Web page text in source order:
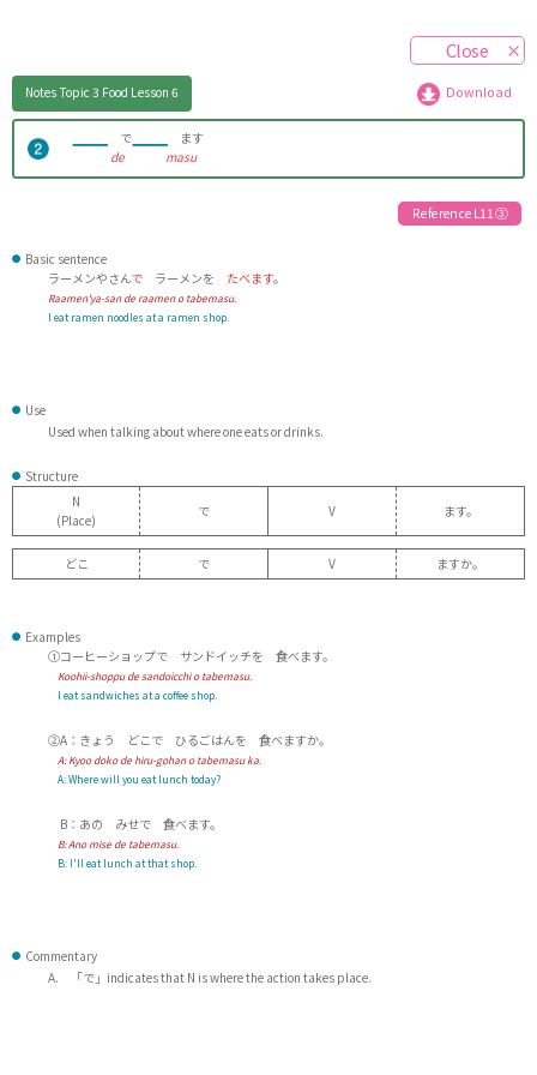
Close
NotesTopic 3 Food Lesson 6 Download
で
ます
de
masu
Reference L11 ③
Basic sentence
ラーメンやさんで ラーメンを たべます。
Raamen'ya-san de raamen o tabemasu.
I eat ramen noodles at a ramen shop.
Use
Used when talking about where one eats or drinks.
Structure
N
(Place)
で V ます。
どこ で V ますか。
Examples
①コーヒーショップで サンドイッチを 食べます。
Koohii-shoppu de sandoicchi o tabemasu.
I eat sandwiches at a coffee shop.
②A：きょう どこで ひるごはんを 食べますか。
A:Kyoo doko de hiru-gohan o tabemasu ka.
A:Where will you eat lunch today?
B：あの みせで 食べます。
B:Ano mise de tabemasu.
B: I'll eat lunch at that shop.
Commentary
A. 「で」indicates that N is where the action takes place.